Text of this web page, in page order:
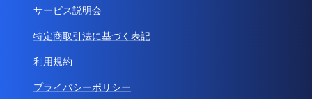
サービス説明会
特定商取引法に基づく表記
利用規約
プライバシーポリシー